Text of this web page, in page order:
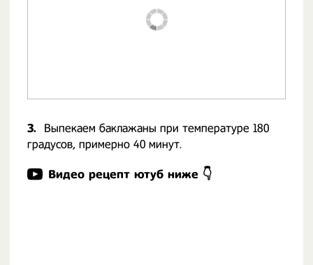
3.
Выпекаем баклажаны при температуре 180
градусов, примерно 40 минут.
Видео рецепт ютуб ниже 👇